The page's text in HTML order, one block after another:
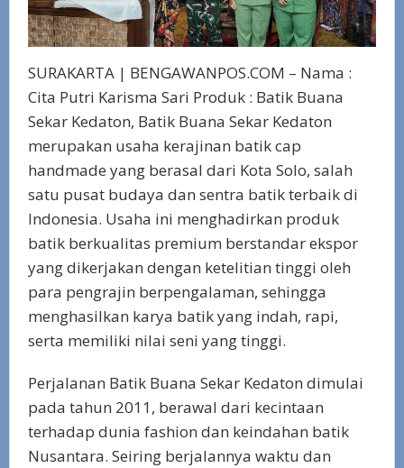
SURAKARTA | BENGAWANPOS.COM – Nama :
Cita Putri Karisma Sari Produk : Batik Buana
Sekar Kedaton, Batik Buana Sekar Kedaton
merupakan usaha kerajinan batik cap
handmade yang berasal dari Kota Solo, salah
satu pusat budaya dan sentra batik terbaik di
Indonesia. Usaha ini menghadirkan produk
batik berkualitas premium berstandar ekspor
yang dikerjakan dengan ketelitian tinggi oleh
para pengrajin berpengalaman, sehingga
menghasilkan karya batik yang indah, rapi,
serta memiliki nilai seni yang tinggi.
Perjalanan Batik Buana Sekar Kedaton dimulai
pada tahun 2011, berawal dari kecintaan
terhadap dunia fashion dan keindahan batik
Nusantara. Seiring berjalannya waktu dan